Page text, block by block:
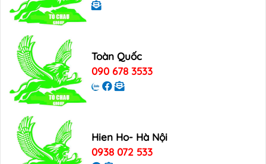
Toàn Quốc
090 678 3533
Hien Ho- Hà Nội
0938 072 533